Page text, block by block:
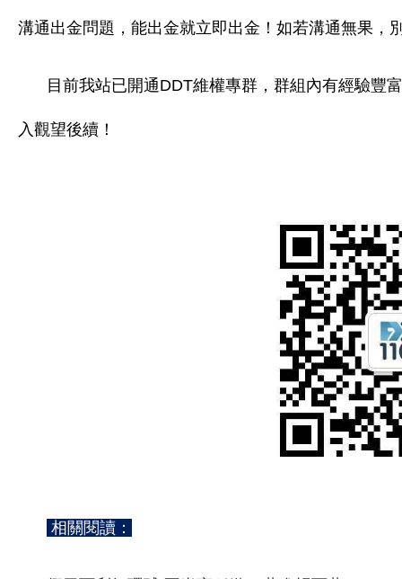
溝通出金問題，能出金就立即出金！如若溝通無果，
目前我站已開通DDT維權專群，群組內有經驗豐
入觀望後續！
相關閱讀：